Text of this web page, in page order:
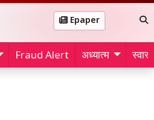
Epaper
Fraud Alert अध्यात्म